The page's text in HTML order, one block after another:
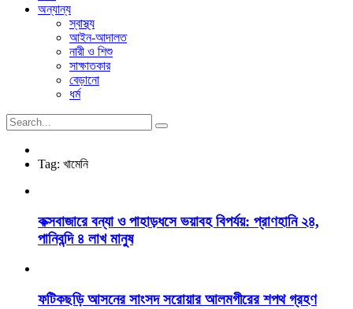
অন্যান্য
স্বাস্থ্য
আইন-আদালত
নারী ও শিশু
সাক্ষাতকার
বেড়ানো
ধর্ম
Tag: খামেনি
কক্সবাজারে বন্যা ও পাহাড়ধসে ভয়াবহ বিপর্যয়: প্রাণহানি ২৪,
পানিবন্দি ৪ লাখ মানুষ
ফটিকছড়ি আসনের সাংসদ সরোয়ার আলমগীরের শপথ গ্রহণ